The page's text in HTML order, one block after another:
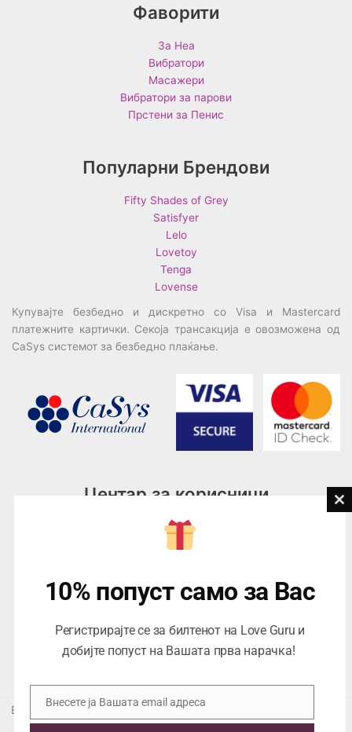
Фаворити
За Неа
Вибратори
Масажери
Вибратори за парови
Прстени за Пенис
Популарни Брендови
Fifty Shades of Grey
Satisfyer
Lelo
Lovetoy
Tenga
Lovense
Купувајте безбедно и дискретно со Visa и Mastercard
платежните картички. Секоја трансакција е овозможена од
CaSys системот за безбедно плаќање.
Центар за корисници
076945497; 076945498
contact@loveguru.mk
Саб – Нед: 10-18
Еуропеан Траде Дооел Скопје, Варшавска 5/1 -5, 1000 Скопје,
ЕДБ 4057021558024
10% попуст само за Вас
Регистрирајте се за билтенот на Love Guru и
добијте попуст на Вашата прва нарачка!
Email
Внесете ја Вашата email адреса